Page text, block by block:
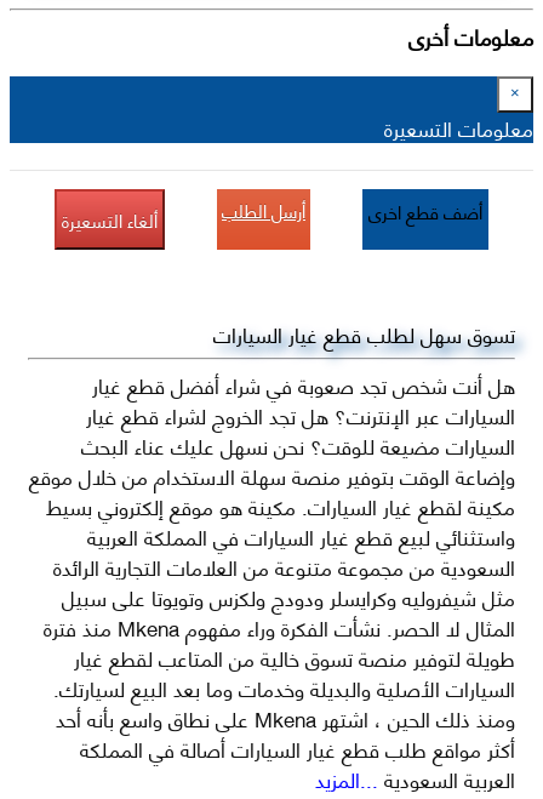
معلومات أخرى
×
معلومات التسعيرة
أضف قطع اخرى أرسل الطلب ألغاء التسعيرة
تسوق سهل لطلب قطع غيار السيارات
هل أنت شخص تجد صعوبة في شراء أفضل قطع غيار
السيارات عبر الإنترنت؟ هل تجد الخروج لشراء قطع غيار
السيارات مضيعة للوقت؟ نحن نسهل عليك عناء البحث
وإضاعة الوقت بتوفير منصة سهلة الاستخدام من خلال موقع
مكينة لقطع غيار السيارات. مكينة هو موقع إلكتروني بسيط
واستثنائي لبيع قطع غيار السيارات في المملكة العربية
السعودية من مجموعة متنوعة من العلامات التجارية الرائدة
مثل شيفروليه وكرايسلر ودودج ولكزس وتويوتا على سبيل
المثال لا الحصر. نشأت الفكرة وراء مفهوم Mkena منذ فترة
طويلة لتوفير منصة تسوق خالية من المتاعب لقطع غيار
السيارات الأصلية والبديلة وخدمات وما بعد البيع لسيارتك.
ومنذ ذلك الحين ، اشتهر Mkena على نطاق واسع بأنه أحد
أكثر مواقع طلب قطع غيار السيارات أصالة في المملكة
العربية السعودية...المزيد